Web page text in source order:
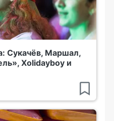
Сукачёв, Маршал,
Xolidayboy и